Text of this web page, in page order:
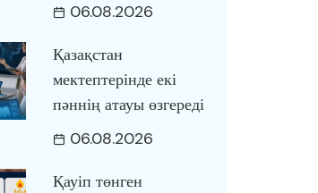
06.08.2026
Қазақстан
мектептерінде екі
пәннің атауы өзгереді
06.08.2026
Қауіп төнген